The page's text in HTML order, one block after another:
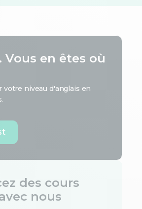
Vous en êtes où
votre niveau d'anglais en
des cours
nous